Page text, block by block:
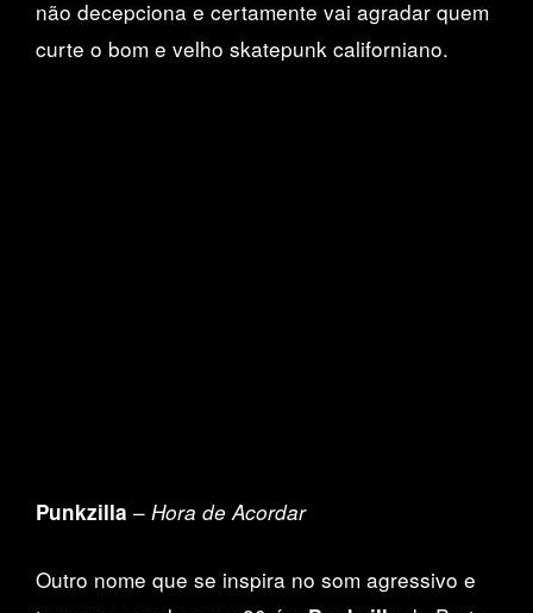
não decepciona e certamente vai agradar quem
curte o bom e velho skatepunk californiano.
Punkzilla – Hora de Acordar
Outro nome que se inspira no som agressivo e